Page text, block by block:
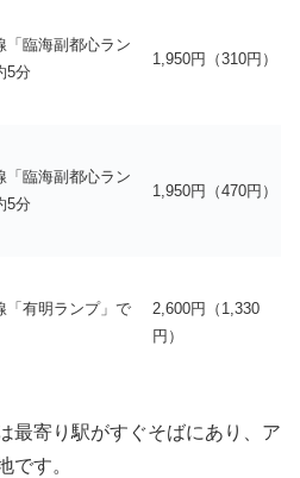
「臨海副都心ラン
5分
1,950円（310円）
「臨海副都心ラン
5分
1,950円（470円）
「有明ランプ」で
2,600円（1,330
円）
最寄り駅がすぐそばにあり、ア
です。